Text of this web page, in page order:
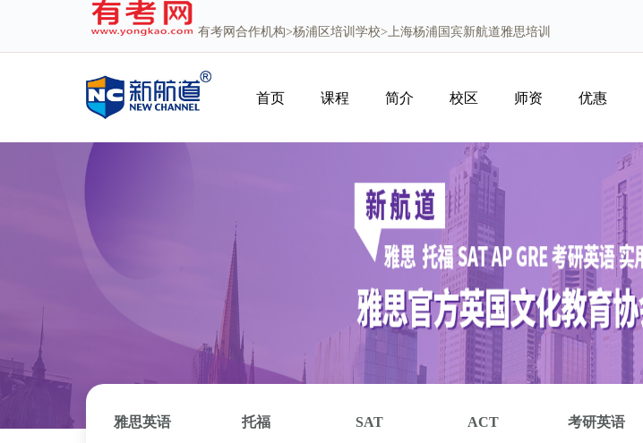
有考网 合作机构>杨浦区培训学校>上海杨浦国宾新航道雅思培训
首页 课程 简介 校区 师资 优惠
雅思英语 托福 SAT ACT 考研英语